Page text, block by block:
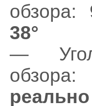
обзора:
38°
— Угол